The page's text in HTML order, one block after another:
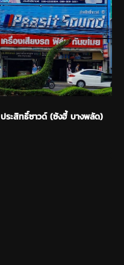
ประสิทธิ์ซาวด์ (ซังฮี้ บางพลัด)